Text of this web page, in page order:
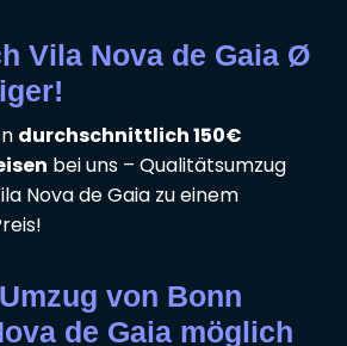
Vila Nova de Gaia Ø
durchschnittlich 150€
bei uns – Qualitätsumzug
Nova de Gaia zu einem
von Bonn
de Gaia möglich